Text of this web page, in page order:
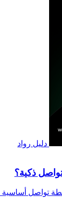
دليل رواد
ذكية؟
تواصل أساسية